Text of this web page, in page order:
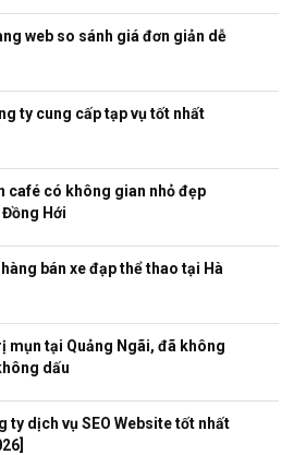
web so sánh giá đơn giản dễ
ty cung cấp tạp vụ tốt nhất
café có không gian nhỏ đẹp
Hới
bán xe đạp thể thao tại Hà
mụn tại Quảng Ngãi, đã không
dấu
ty dịch vụ SEO Website tốt nhất